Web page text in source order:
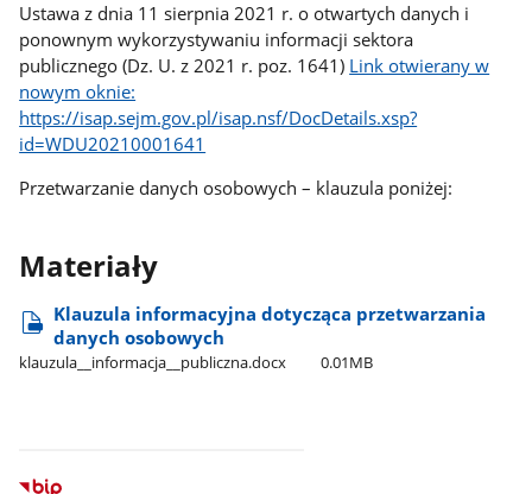
Ustawa z dnia 11 sierpnia 2021 r. o otwartych danych i
ponownym wykorzystywaniu informacji sektora
publicznego (Dz. U. z 2021 r. poz. 1641) Link otwierany w
nowym oknie:
https://isap.sejm.gov.pl/isap.nsf/DocDetails.xsp?
id=WDU20210001641
Przetwarzanie danych osobowych – klauzula poniżej:
Materiały
Klauzula informacyjna dotycząca przetwarzania
danych osobowych
klauzula​_​_informacja​_​_publiczna.docx 0.01MB